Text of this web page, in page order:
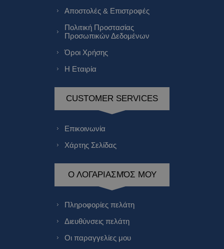
Αποστολές & Επιστροφές
Πολιτική Προστασίας
Προσωπικών Δεδομένων
Όροι Χρήσης
Η Εταιρία
CUSTOMER SERVICES
Επικοινωνία
Χάρτης Σελίδας
Ο ΛΟΓΑΡΙΑΣΜΌΣ ΜΟΥ
Πληροφορίες πελάτη
Διευθύνσεις πελάτη
Οι παραγγελίες μου